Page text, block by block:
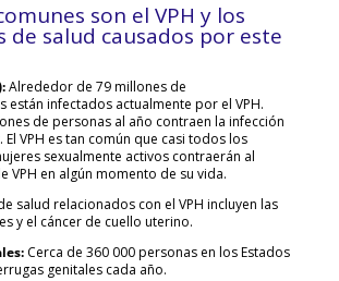
son el VPH y los
de salud causados por este
Alrededor de 79 millones de
están infectados actualmente por el VPH.
de personas al año contraen la infección
VPH es tan común que casi todos los
sexualmente activos contraerán al
VPH en algún momento de su vida.
salud relacionados con el VPH incluyen las
y el cáncer de cuello uterino.
Cerca de 360 000 personas en los Estados
genitales cada año.